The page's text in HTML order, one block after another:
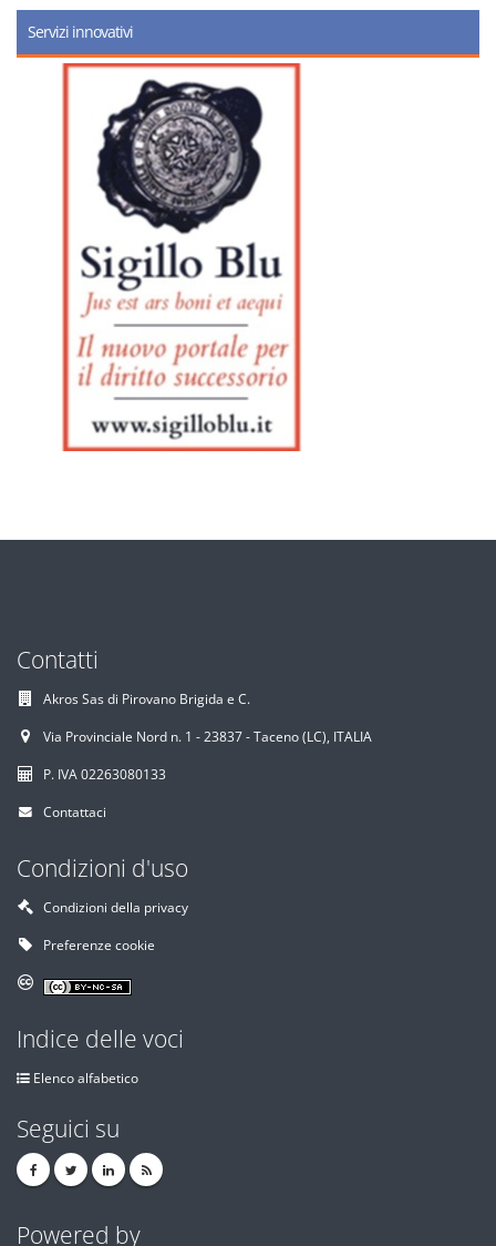
Servizi innovativi
Contatti
Akros Sas di Pirovano Brigida e C.
Via Provinciale Nord n. 1 - 23837 - Taceno (LC), ITALIA
P. IVA 02263080133
Contattaci
Condizioni d'uso
Condizioni della privacy
Preferenze cookie
Indice delle voci
Elenco alfabetico
Seguici su
Powered by